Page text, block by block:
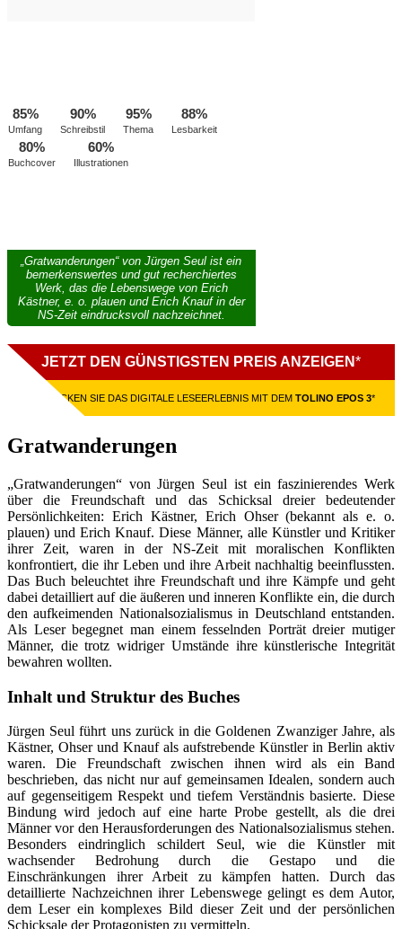
85%
Umfang
90%
Schreibstil
95%
Thema
88%
Lesbarkeit
80%
Buchcover
60%
Illustrationen
„Gratwanderungen“ von Jürgen Seul ist ein
bemerkenswertes und gut recherchiertes
Werk, das die Lebenswege von Erich
Kästner, e. o. plauen und Erich Knauf in der
NS-Zeit eindrucksvoll nachzeichnet.
JETZT DEN GÜNSTIGSTEN PREIS ANZEIGEN*
ENTDECKEN SIE DAS DIGITALE LESEERLEBNIS MIT DEM TOLINO EPOS 3*
Gratwanderungen
„Gratwanderungen“ von Jürgen Seul ist ein faszinierendes Werk
über die Freundschaft und das Schicksal dreier bedeutender
Persönlichkeiten: Erich Kästner, Erich Ohser (bekannt als e. o.
plauen) und Erich Knauf. Diese Männer, alle Künstler und Kritiker
ihrer Zeit, waren in der NS-Zeit mit moralischen Konflikten
konfrontiert, die ihr Leben und ihre Arbeit nachhaltig beeinflussten.
Das Buch beleuchtet ihre Freundschaft und ihre Kämpfe und geht
dabei detailliert auf die äußeren und inneren Konflikte ein, die durch
den aufkeimenden Nationalsozialismus in Deutschland entstanden.
Als Leser begegnet man einem fesselnden Porträt dreier mutiger
Männer, die trotz widriger Umstände ihre künstlerische Integrität
bewahren wollten.
Inhalt und Struktur des Buches
Jürgen Seul führt uns zurück in die Goldenen Zwanziger Jahre, als
Kästner, Ohser und Knauf als aufstrebende Künstler in Berlin aktiv
waren. Die Freundschaft zwischen ihnen wird als ein Band
beschrieben, das nicht nur auf gemeinsamen Idealen, sondern auch
auf gegenseitigem Respekt und tiefem Verständnis basierte. Diese
Bindung wird jedoch auf eine harte Probe gestellt, als die drei
Männer vor den Herausforderungen des Nationalsozialismus stehen.
Besonders eindringlich schildert Seul, wie die Künstler mit
wachsender Bedrohung durch die Gestapo und die
Einschränkungen ihrer Arbeit zu kämpfen hatten. Durch das
detaillierte Nachzeichnen ihrer Lebenswege gelingt es dem Autor,
dem Leser ein komplexes Bild dieser Zeit und der persönlichen
Schicksale der Protagonisten zu vermitteln.